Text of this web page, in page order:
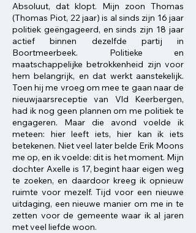
Absoluut, dat klopt. Mijn zoon Thomas
(Thomas Piot, 22 jaar) is al sinds zijn 16 jaar
politiek geëngageerd, en sinds zijn 18 jaar
actief binnen dezelfde partij in
Boortmeerbeek. Politieke en
maatschappelijke betrokkenheid zijn voor
hem belangrijk, en dat werkt aanstekelijk.
Toen hij me vroeg om mee te gaan naar de
nieuwjaarsreceptie van Vld Keerbergen,
had ik nog geen plannen om me politiek te
engageren. Maar die avond voelde ik
meteen: hier leeft iets, hier kan ik iets
betekenen. Niet veel later belde Erik Moons
me op, en ik voelde: dit is het moment. Mijn
dochter Axelle is 17, begint haar eigen weg
te zoeken, en daardoor kreeg ik opnieuw
ruimte voor mezelf. Tijd voor een nieuwe
uitdaging, een nieuwe manier om me in te
zetten voor de gemeente waar ik al jaren
met veel liefde woon.